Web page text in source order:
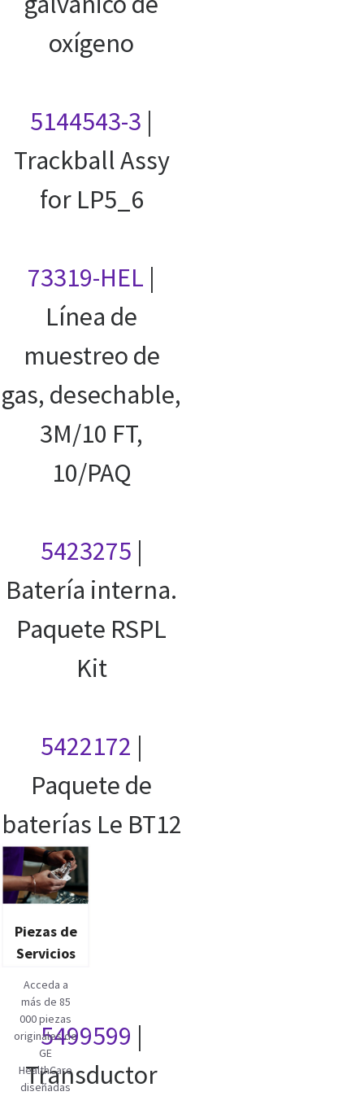
oxígeno
5144543-3 |
Trackball Assy
for LP5_6
73319-HEL |
Línea de
muestreo de
gas, desechable,
3M/10 FT,
10/PAQ
5423275 |
Batería interna.
Paquete RSPL
Kit
5422172 |
Paquete de
baterías Le BT12
Piezas de
Servicios
Acceda a
más de 85
000 piezas
originales de
GE
HealthCare
diseñadas
5499599 |
Transductor